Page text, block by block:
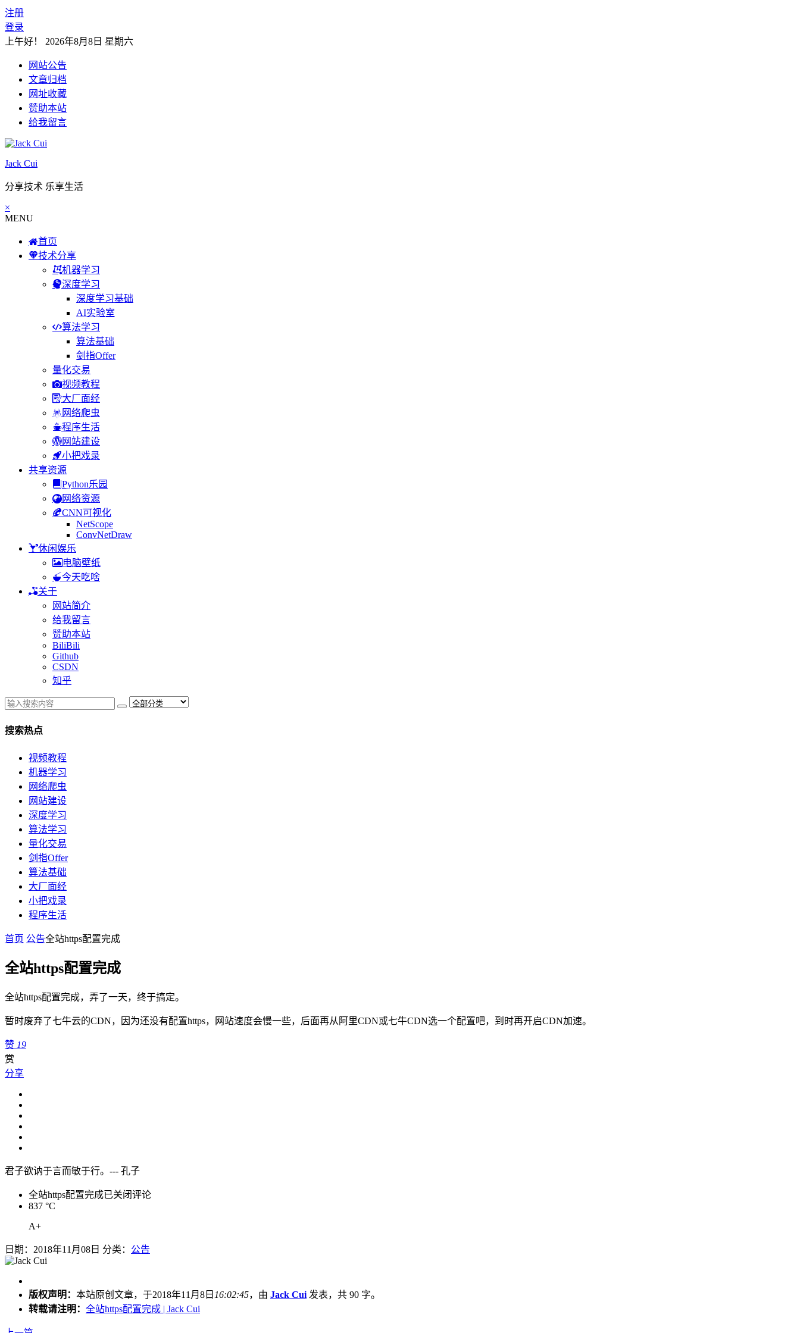
注册
登录
上午好！ 2026年8月8日 星期六
网站公告
文章归档
网址收藏
赞助本站
给我留言
Jack Cui
分享技术 乐享生活
×
MENU
首页
技术分享
机器学习
深度学习
深度学习基础
AI实验室
算法学习
算法基础
剑指Offer
量化交易
视频教程
大厂面经
网络爬虫
程序生活
网站建设
小把戏录
共享资源
Python乐园
网络资源
CNN可视化
NetScope
ConvNetDraw
休闲娱乐
电脑壁纸
今天吃啥
关于
网站简介
给我留言
赞助本站
BiliBili
Github
CSDN
知乎
搜索热点
视频教程
机器学习
网络爬虫
网站建设
深度学习
算法学习
量化交易
剑指Offer
算法基础
大厂面经
小把戏录
程序生活
首页 公告全站https配置完成
全站https配置完成
全站https配置完成，弄了一天，终于搞定。
暂时废弃了七牛云的CDN，因为还没有配置https，网站速度会慢一些，后面再从阿里CDN或七牛CDN选一个配置吧，到时再开启CDN加速。
赞 19
赏
分享
君子欲讷于言而敏于行。--- 孔子
全站https配置完成已关闭评论
837 °C
A+
日期：2018年11月08日 分类： 公告
版权声明： 本站原创文章，于2018年11月8日 16:02:45，由 Jack Cui 发表，共 90 字。
转载请注明： 全站https配置完成 | Jack Cui